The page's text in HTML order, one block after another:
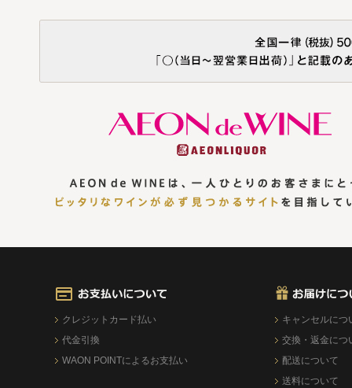
クレジットカード払い
代金引換
WAON POINTによるお支払い
キャンセルにつ
交換・返金につ
配送について
送料について